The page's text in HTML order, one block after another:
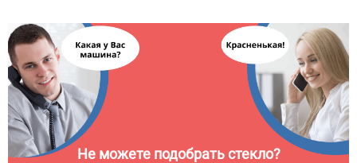
Не можете подобрать стекло?